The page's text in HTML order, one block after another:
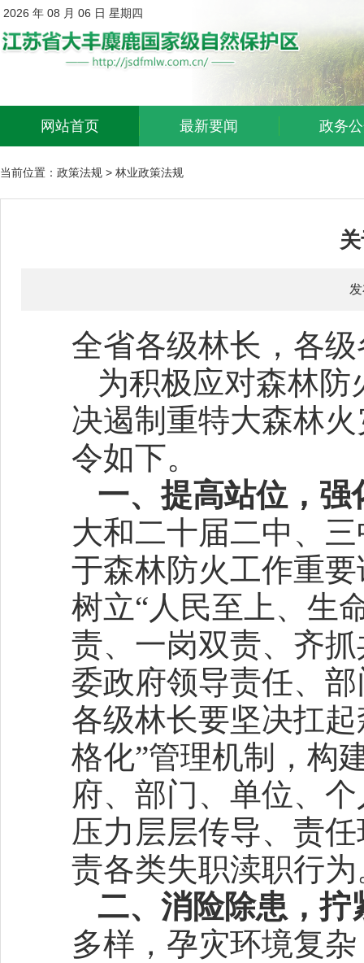
2026 年 08 月 06 日 星期四
网站首页 最新要闻 政务
当前位置： 政策法规 > 林业政策法规
全省各级林长，各
为积极应对森林
决遏制重特大森林
令如下。
一、提高站位，强
大和二十届二中、
于森林防火工作重
树立“人民至上、生
责、一岗双责、齐
委政府领导责任、
各级林长要坚决扛
格化”管理机制，构
府、部门、单位、
压力层层传导、责
责各类失职渎职行为
二、消险除患，拧
多样，孕灾环境复